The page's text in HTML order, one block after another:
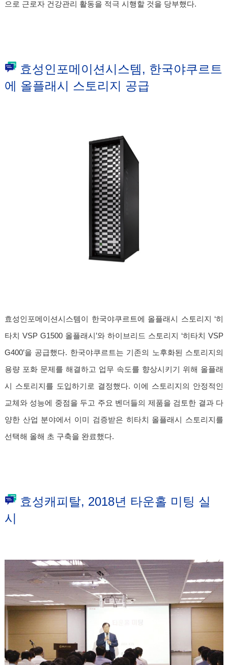
으로 근로자 건강관리 활동을 적극 시행할 것을 당부했다.
효성인포메이션시스템, 한국야쿠르트
에 올플래시 스토리지 공급
효성인포메이션시스템이 한국야쿠르트에 올플래시 스토리지 ‘히
타치 VSP G1500 올플래시’와 하이브리드 스토리지 ‘히타치 VSP
G400’을 공급했다. 한국야쿠르트는 기존의 노후화된 스토리지의
용량 포화 문제를 해결하고 업무 속도를 향상시키기 위해 올플래
시 스토리지를 도입하기로 결정했다. 이에 스토리지의 안정적인
교체와 성능에 중점을 두고 주요 벤더들의 제품을 검토한 결과 다
양한 산업 분야에서 이미 검증받은 히타치 올플래시 스토리지를
선택해 올해 초 구축을 완료했다.
효성캐피탈, 2018년 타운홀 미팅 실
시